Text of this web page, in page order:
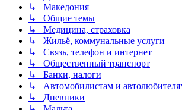
↳ Македония
↳ Общие темы
↳ Медицина, страховка
↳ Жильё, коммунальные услуги
↳ Связь, телефон и интернет
↳ Общественный транспорт
↳ Банки, налоги
↳ Автомобилистам и
↳ Дневники